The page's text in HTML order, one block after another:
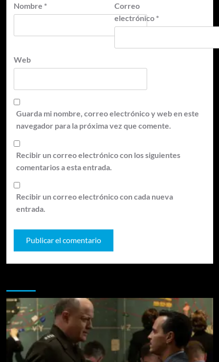
Nombre *
Correo
electrónico *
Web
Guarda mi nombre, correo electrónico y web en este
navegador para la próxima vez que comente.
Recibir un correo electrónico con los siguientes
comentarios a esta entrada.
Recibir un correo electrónico con cada nueva
entrada.